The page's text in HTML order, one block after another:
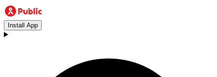
Install App